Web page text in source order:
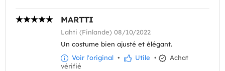
MARTTI
Lahti (Finlande) 08/10/2022
Un costume bien ajusté et élégant.
Voir l'original • Utile •
Achat
vérifié